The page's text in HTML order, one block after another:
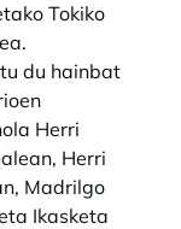
Tokiko
du hainbat
Herri
Herri
Madrilgo
Ikasketa